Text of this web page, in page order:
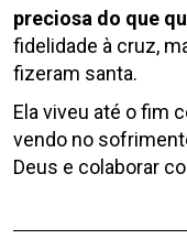
preciosa do que
fidelidade à cruz,
fizeram santa.
Ela viveu até o fim
vendo no
Deus e colaborar